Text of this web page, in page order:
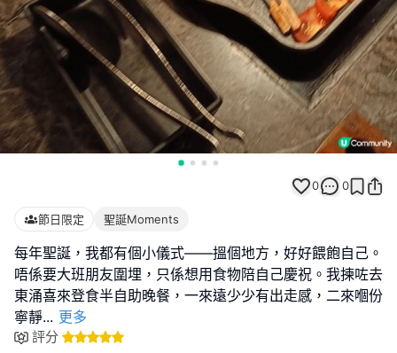
0 0
節日限定 聖誕Moments
每年聖誕，我都有個小儀式——搵個地方，好好餵飽自己。
唔係要大班朋友圍埋，只係想用食物陪自己慶祝。我揀咗去
東涌喜來登食半自助晚餐，一來遠少少有出走感，二來嗰份
寧靜... 更多
評分